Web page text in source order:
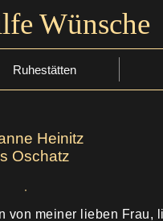
Ruhestätten
Wünsche
Heinitz
Oschatz
von meiner lieben Frau,